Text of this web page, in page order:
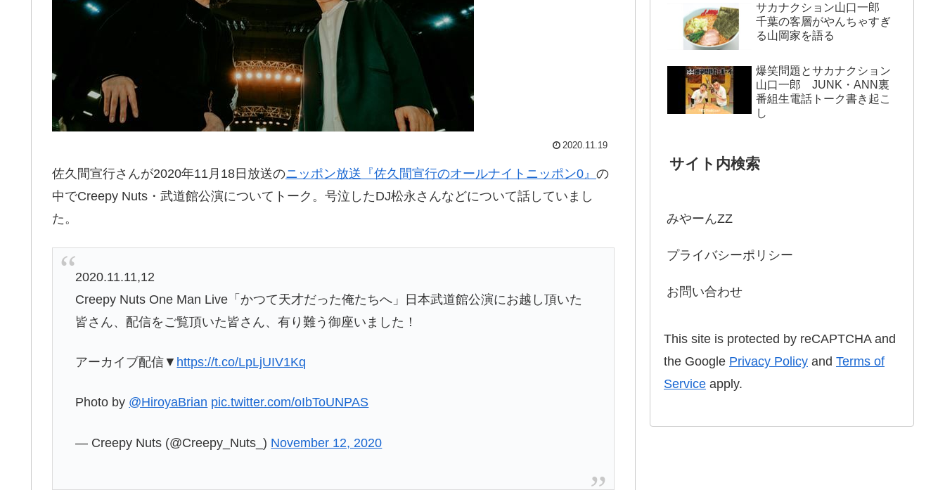
2020.11.19
佐久間宣行さんが2020年11月18日放送のニッポン放送『佐久間宣行のオールナイトニッポン0』 の
中でCreepy Nuts・武道館公演についてトーク。号泣したDJ松永さんなどについて話していまし
た。
2020.11.11,12
Creepy Nuts One Man Live「かつて天才だった俺たちへ」日本武道館公演にお越し頂いた
皆さん、配信をご覧頂いた皆さん、有り難う御座いました！
アーカイブ配信▼ https://t.co/LpLjUIV1Kq
Photo by @HiroyaBrian pic.twitter.com/oIbToUNPAS
— Creepy Nuts (@Creepy_Nuts_) November 12, 2020
サカナクション山口一郎
千葉の客層がやんちゃすぎ
る山岡家を語る
爆笑問題とサカナクション
山口一郎 JUNK・ANN裏
番組生電話トーク書き起こ
し
サイト内検索
みやーんZZ
プライバシーポリシー
お問い合わせ
This site is protected by reCAPTCHA and
the Google Privacy Policy and Terms of
Service apply.